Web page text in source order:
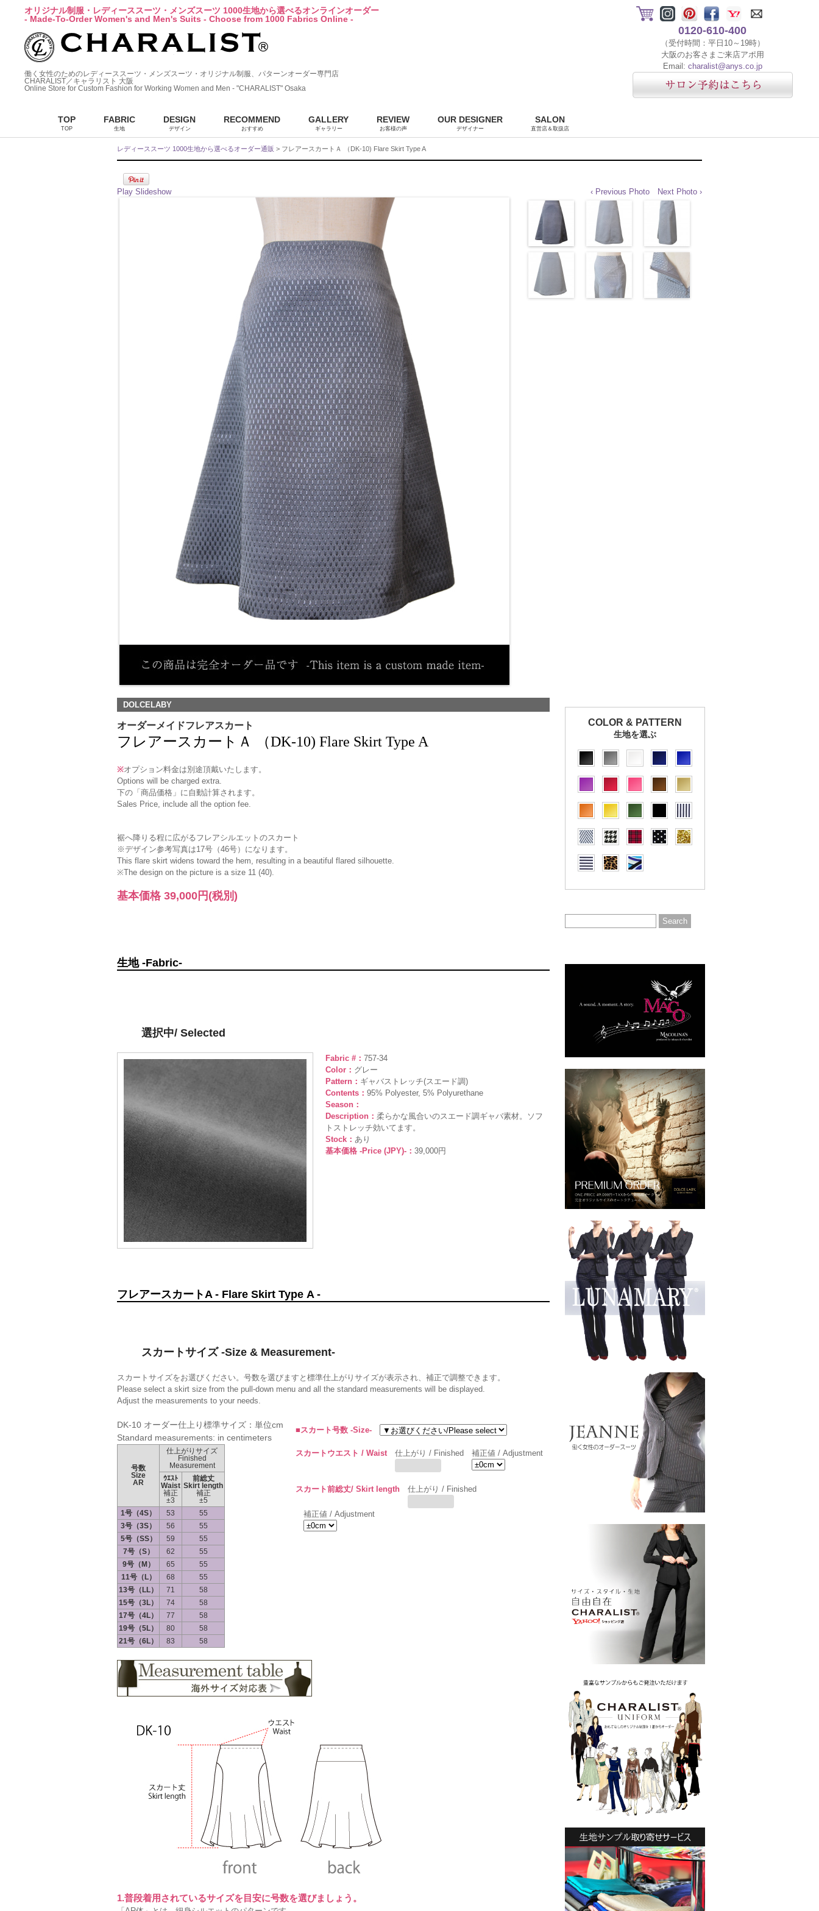
オリジナル制服・レディーススーツ・メンズスーツ 1000生地から選べるオンラインオーダー
- Made-To-Order Women's and Men's Suits - Choose from 1000 Fabrics Online -
働く女性のためのレディーススーツ・メンズスーツ・オリジナル制服、パターンオーダー専門店
CHARALIST／キャラリスト 大阪
Online Store for Custom Fashion for Working Women and Men - "CHARALIST" Osaka
0120-610-400
（受付時間：平日10～19時）
大阪のお客さまご来店アポ用
Email: charalist@anys.co.jp
TOP
TOP
FABRIC
生地
DESIGN
デザイン
RECOMMEND
おすすめ
GALLERY
ギャラリー
REVIEW
お客様の声
OUR DESIGNER
デザイナー
SALON
直営店＆取扱店
レディーススーツ 1000生地から選べるオーダー通販 > フレアースカートＡ （DK-10) Flare Skirt Type A
Play Slideshow ‹ Previous Photo Next Photo ›
DOLCELABY
オーダーメイドフレアスカート
フレアースカートＡ （DK-10) Flare Skirt Type A
※オプション料金は別途頂戴いたします。
Options will be charged extra.
下の「商品価格」に自動計算されます。
Sales Price, include all the option fee.
裾へ降りる程に広がるフレアシルエットのスカート
※デザイン参考写真は17号（46号）になります。
This flare skirt widens toward the hem, resulting in a beautiful flared silhouette.
※The design on the picture is a size 11 (40).
基本価格 39,000円 (税別)
生地 -Fabric-
選択中/ Selected
Fabric #： 757-34
Color： グレー
Pattern： ギャバストレッチ(スエード調)
Contents： 95% Polyester, 5% Polyurethane
Season：
Description： 柔らかな風合いのスエード調ギャバ素材。ソフ
トストレッチ効いてます。
Stock： あり
基本価格 -Price (JPY)-： 39,000円
フレアースカートA - Flare Skirt Type A -
スカートサイズ -Size & Measurement-
スカートサイズをお選びください。号数を選びますと標準仕上がりサイズが表示され、補正で調整できます。
Please select a skirt size from the pull-down menu and all the standard measurements will be displayed.
Adjust the measurements to your needs.
DK-10 オーダー仕上り標準サイズ：単位cm
Standard measurements: in centimeters
号数
Size
AR
仕上がりサイズ
Finished
Measurement
ｳｴｽﾄ
Waist
補正
±3
前総丈
Skirt length
補正
±5
1号（4S）
53
55
3号（3S）
56
55
5号（SS）
59
55
7号（S）
62
55
9号（M）
65
55
11号（L）
68
55
13号（LL）
71
58
15号（3L）
74
58
17号（4L）
77
58
19号（5L）
80
58
21号（6L）
83 58
■スカート号数 -Size-
スカートウエスト / Waist 仕上がり / Finished 補正値 / Adjustment
スカート前総丈/ Skirt length 仕上がり / Finished
補正値 / Adjustment
1.普段着用されているサイズを目安に号数を選びましょう。
COLOR & PATTERN
生地を選ぶ